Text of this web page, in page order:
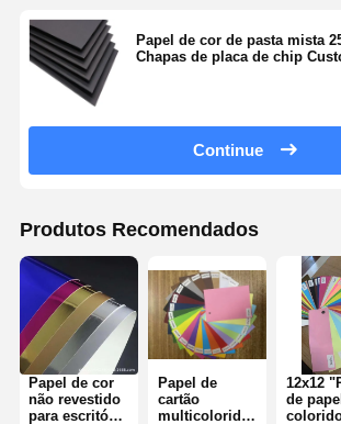
Papel de cor de pasta mista
Chapas de placa de chip
Continue
Produtos Recomendados
Papel de cor
não revestido
para escritório
Papel de
cartão
multicolorido
12x12
de